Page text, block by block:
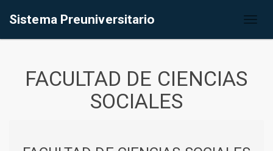
Sistema Preuniversitario
FACULTAD DE CIENCIAS
SOCIALES